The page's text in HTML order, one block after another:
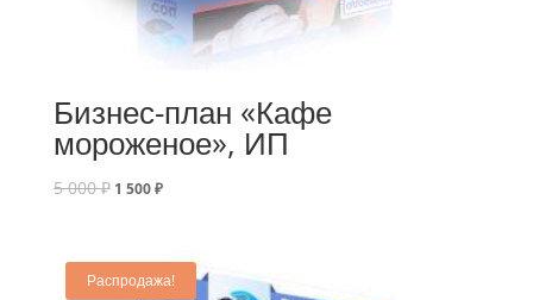
Бизнес-план «Кафе
мороженое», ИП
5 000₽ 1 500₽
Распродажа!